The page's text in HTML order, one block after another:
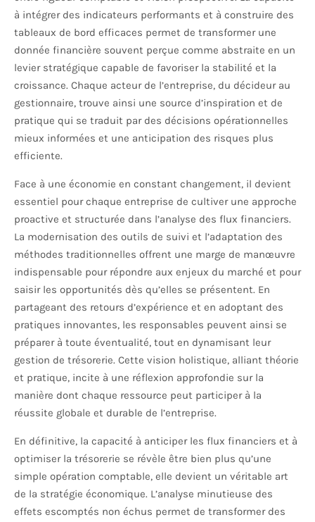
à intégrer des indicateurs performants et à construire des
tableaux de bord efficaces permet de transformer une
donnée financière souvent perçue comme abstraite en un
levier stratégique capable de favoriser la stabilité et la
croissance. Chaque acteur de l’entreprise, du décideur au
gestionnaire, trouve ainsi une source d’inspiration et de
pratique qui se traduit par des décisions opérationnelles
mieux informées et une anticipation des risques plus
efficiente.
Face à une économie en constant changement, il devient
essentiel pour chaque entreprise de cultiver une approche
proactive et structurée dans l’analyse des flux financiers.
La modernisation des outils de suivi et l’adaptation des
méthodes traditionnelles offrent une marge de manœuvre
indispensable pour répondre aux enjeux du marché et pour
saisir les opportunités dès qu’elles se présentent. En
partageant des retours d’expérience et en adoptant des
pratiques innovantes, les responsables peuvent ainsi se
préparer à toute éventualité, tout en dynamisant leur
gestion de trésorerie. Cette vision holistique, alliant théorie
et pratique, incite à une réflexion approfondie sur la
manière dont chaque ressource peut participer à la
réussite globale et durable de l’entreprise.
En définitive, la capacité à anticiper les flux financiers et à
optimiser la trésorerie se révèle être bien plus qu’une
simple opération comptable, elle devient un véritable art
de la stratégie économique. L’analyse minutieuse des
effets escomptés non échus permet de transformer des